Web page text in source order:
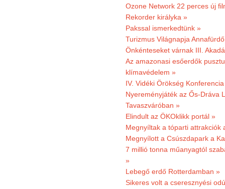
Ozone Network 22 perces új
Rekorder királyka »
Pakssal ismerkedtünk »
Turizmus Világnapja
Önkénteseket várnak III.
Az amazonasi esőerdők
klímavédelem »
IV. Vidéki Örökség
Nyereményjáték az Ős-Dráva
Tavaszváróban »
Elindult az ÖKOklikk portál »
Megnyíltak a tóparti attrakciók
Megnyílott a Csúszdapark a
7 millió tonna műanyagtól
»
Lebegő erdő Rotterdamban »
Sikeres volt a cseresznyési